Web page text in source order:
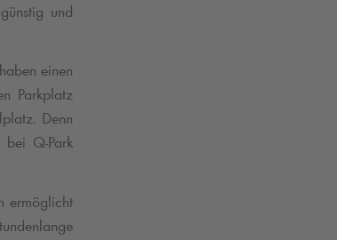
und
einen
Parkplatz
Denn
bei Q-Park
ermöglicht